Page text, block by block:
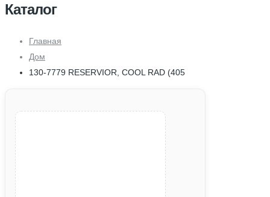
Каталог
Главная
Дом
130-7779 RESERVIOR, COOL RAD (405